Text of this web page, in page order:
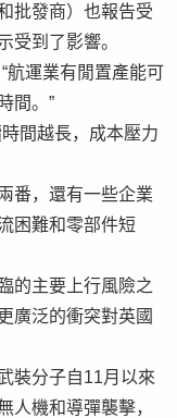
批發商）也報告受
受到了影響。
航運業有閒置產能可
間。”
間越長，成本壓力
番，還有一些企業
困難和零部件短
的主要上行風險之
廣泛的衝突對英國
裝分子自11月以來
人機和導彈襲擊，